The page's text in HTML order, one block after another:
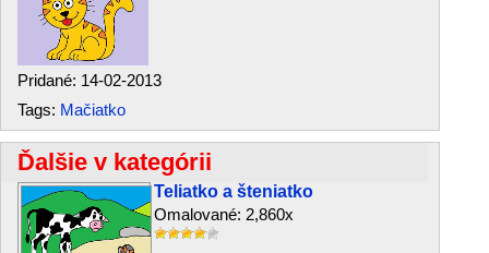
Pridané: 14-02-2013
Tags: Mačiatko
Ďalšie v kategórii
Teliatko a šteniatko
Omalované: 2,860x